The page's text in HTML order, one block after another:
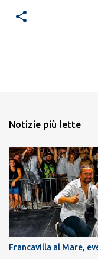
Notizie più lette
Francavilla al Mare,